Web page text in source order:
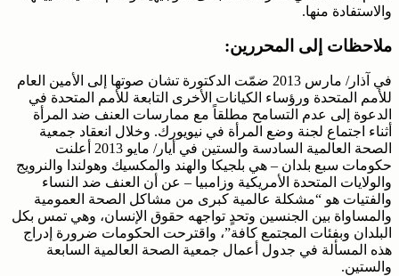
والاستفادة منها.
ملاحظات إلى المحررين:
في آذار/ مارس 2013 ضمّت الدكتورة تشان صوتها إلى الأمين العام
للأمم المتحدة ورؤساء الكيانات الأخرى التابعة للأمم المتحدة في
الدعوة إلى عدم التسامح مطلقاً مع ممارسات العنف ضد المرأة
أثناء اجتماع لجنة وضع المرأة في نيويورك. وخلال انعقاد جمعية
الصحة العالمية السادسة والستين في أيار/ مايو 2013 أعلنت
حكومات سبع بلدان – هي بلجيكا والهند والمكسيك وهولندا والنرويج
والولايات المتحدة الأمريكية وزامبيا – عن أن العنف ضد النساء
والفتيات هو “مشكلة عالمية كبرى من مشاكل الصحة العمومية
والمساواة بين الجنسين وتحدٍ تواجهه حقوق الإنسان، وهي تمس بكل
البلدان وبفئات المجتمع كافة”، واقترحت الحكومات ضرورة إدراج
هذه المسألة في جدول أعمال جمعية الصحة العالمية السابعة
والستين.